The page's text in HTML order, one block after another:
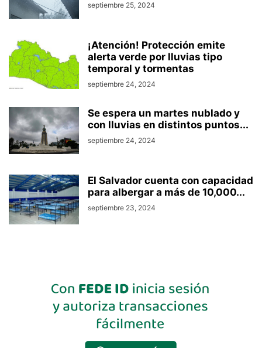
septiembre 25, 2024
¡Atención! Protección emite
alerta verde por lluvias tipo
temporal y tormentas
septiembre 24, 2024
Se espera un martes nublado y
con lluvias en distintos puntos...
septiembre 24, 2024
El Salvador cuenta con capacidad
para albergar a más de 10,000...
septiembre 23, 2024